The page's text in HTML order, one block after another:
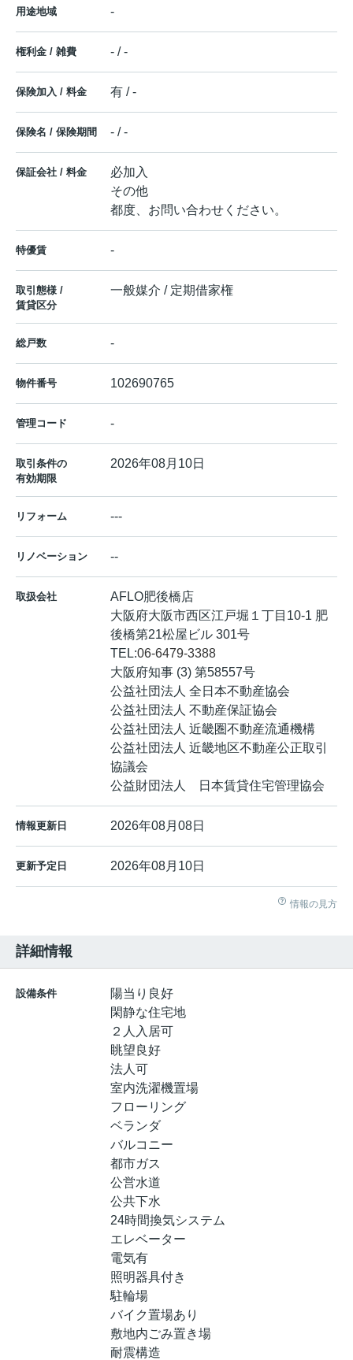
用途地域 -
権利金 / 雑費 - / -
保険加入 / 料金 有 / -
保険名 / 保険期間 - / -
保証会社 / 料金
必加入
その他
都度、お問い合わせください。
特優賃 -
取引態様 /
賃貸区分
一般媒介 / 定期借家権
総戸数 -
物件番号 102690765
管理コード -
取引条件の
有効期限
2026年08月10日
リフォーム ---
リノベーション --
取扱会社
AFLO肥後橋店
大阪府大阪市西区江戸堀１丁目10-1 肥
後橋第21松屋ビル 301号
TEL:06-6479-3388
大阪府知事 (3) 第58557号
公益社団法人 全日本不動産協会
公益社団法人 不動産保証協会
公益社団法人 近畿圏不動産流通機構
公益社団法人 近畿地区不動産公正取引
協議会
公益財団法人 日本賃貸住宅管理協会
情報更新日 2026年08月08日
更新予定日 2026年08月10日
情報の見方
詳細情報
設備条件
陽当り良好
閑静な住宅地
２人入居可
眺望良好
法人可
室内洗濯機置場
フローリング
ベランダ
バルコニー
都市ガス
公営水道
公共下水
24時間換気システム
エレベーター
電気有
照明器具付き
駐輪場
バイク置場あり
敷地内ごみ置き場
耐震構造